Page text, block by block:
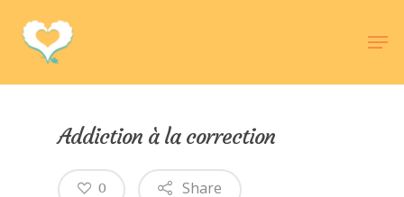
Addiction à la correction
Share
0